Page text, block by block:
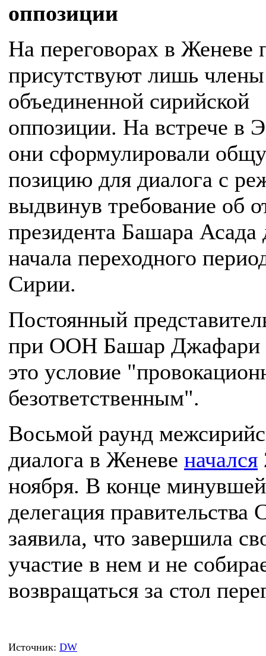
оппозиции
На переговорах в Женеве
присутствуют лишь члены
объединенной сирийской
оппозиции. На встрече в
они сформулировали
позицию для диалога с
выдвинув требование об
президента Башара Асада
начала переходного
Сирии.
Постоянный
при ООН Башар Джафари
это условие
безответственным".
Восьмой раунд
диалога в Женеве начался
ноября. В конце
делегация правительства
заявила, что завершила
участие в нем и не
возвращаться за стол
Источник: DW